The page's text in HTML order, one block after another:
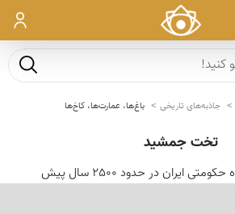
ورود
جست و
جاذبه‌های تاریخی باغ‌ها، عمارت‌ها، کاخ‌ها
تخت جمشید
ایران در حدود 2500 سال پیش